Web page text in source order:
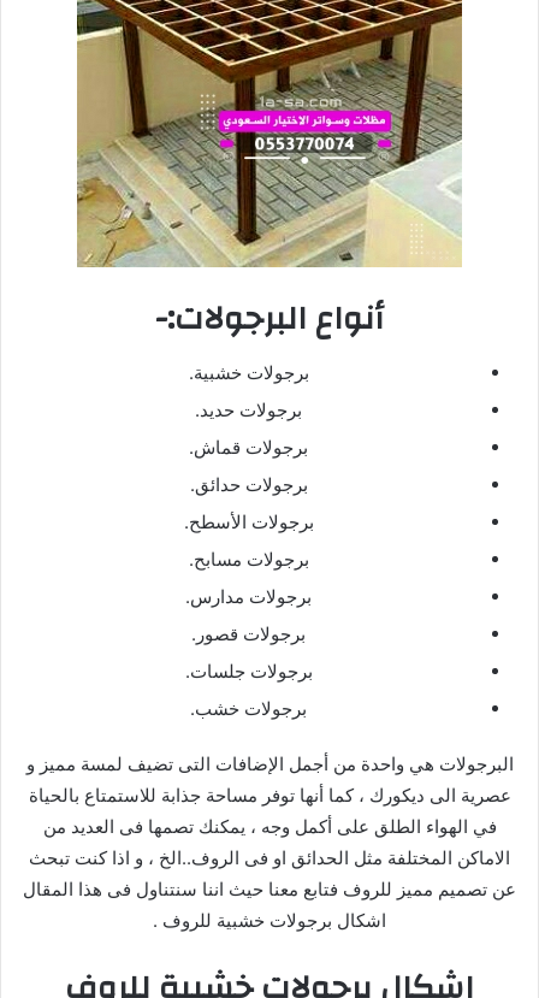
أنواع البرجولات:-
برجولات خشبية.
برجولات حديد.
برجولات قماش.
برجولات حدائق.
برجولات الأسطح.
برجولات مسابح.
برجولات مدارس.
برجولات قصور.
برجولات جلسات.
برجولات خشب.
البرجولات هي واحدة من أجمل الإضافات التى تضيف لمسة مميز و
عصرية الى ديكورك ، كما أنها توفر مساحة جذابة للاستمتاع بالحياة
في الهواء الطلق على أكمل وجه ، يمكنك تصمها فى العديد من
الاماكن المختلفة مثل الحدائق او فى الروف..الخ ، و اذا كنت تبحث
عن تصميم مميز للروف فتابع معنا حيث اننا سنتناول فى هذا المقال
اشكال برجولات خشبية للروف .